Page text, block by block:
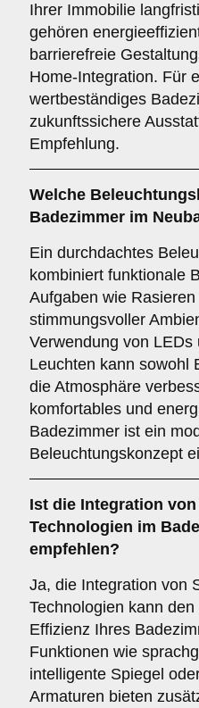
Ihrer Immobilie
gehören
barrierefreie
Home-Integration. Für
wertbeständiges
zukunftssichere
Empfehlung.
Welche
Badezimmer im
Ein durchdachtes
kombiniert funktionale
Aufgaben wie
stimmungsvoller
Verwendung von LEDs
Leuchten kann sowohl
die Atmosphäre
komfortables und
Badezimmer ist ein
Beleuchtungskonzept
Ist die Integration
Technologien im
empfehlen?
Ja, die Integration von
Technologien kann
Effizienz Ihres
Funktionen wie
intelligente Spiegel
Armaturen bieten